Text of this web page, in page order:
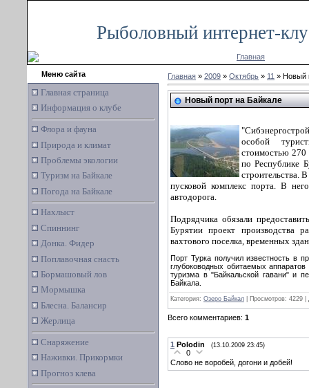
Рыболовный интернет-
Главная
Меню сайта
Главная страница
Информация о клубе
Флора и фауна
Природа и климат
Проблемы экологии
Туризм на Байкале
Погода на Байкале
Нахлыст
Спиннинг
Донка. Фидер
Поплавочная снасть
Бормашовый лов
Мормышка
Блесна. Балансир
Жерлица
Снаряжение
Наживки. Прикормки
Прогноз клева
Главная » 2009 » Октябрь » 11 » Новый
Новый порт на Байкале
особой
стоимостью
по Республике
строительства.В
пусковой комплекс порта. В
автодорога.
Подрядчика обязали
Бурятии проект производства
вахтового поселка, временных
Порт Турка получил известность в
глубоководных обитаемых
туризма в "Байкальской гавани" и
Байкала.
Категория: Озеро Байкал | Просмотров: 4229
Всего комментариев: 1
1 Polodin (13.10.2009 23:45)
0
Слово не воробей, догони и добей!